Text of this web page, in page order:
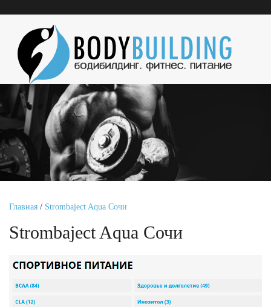
Главная / Strombaject Aqua Сочи
Strombaject Aqua Сочи